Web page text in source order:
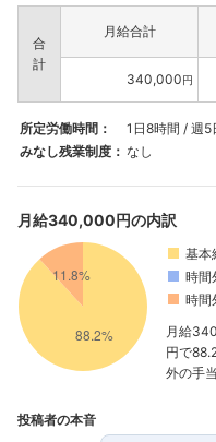
合
計
月給合計
340,000円
所定労働時間：
1日8時間 / 週5
みなし残業制度： なし
月給340,000円の内訳
基本
時間
時間
月給
円で
外の手
投稿者の本音